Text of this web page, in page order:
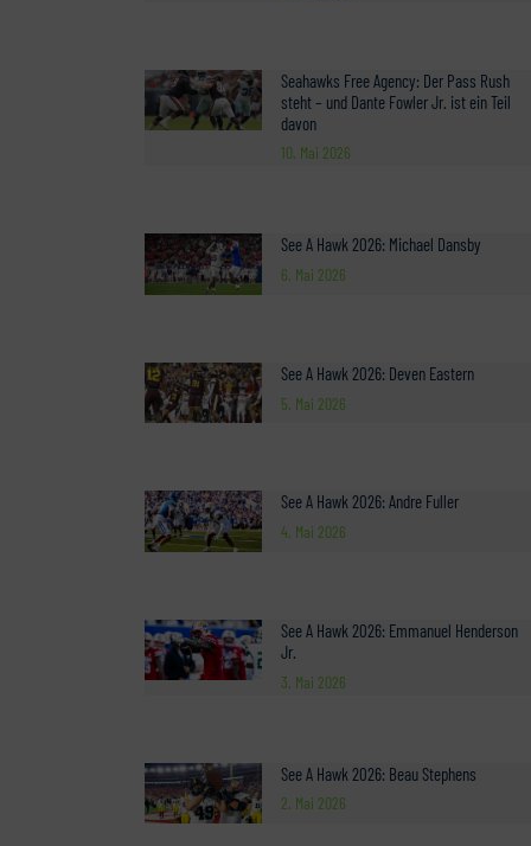
Seahawks Free Agency: Der Pass Rush
steht – und Dante Fowler Jr. ist ein Teil
davon
10. Mai 2026
See A Hawk 2026: Michael Dansby
6. Mai 2026
See A Hawk 2026: Deven Eastern
5. Mai 2026
See A Hawk 2026: Andre Fuller
4. Mai 2026
See A Hawk 2026: Emmanuel Henderson
Jr.
3. Mai 2026
See A Hawk 2026: Beau Stephens
2. Mai 2026